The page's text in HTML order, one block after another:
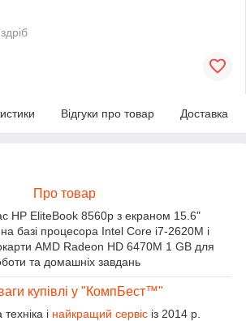
Відгуки про товар Доставка
Про товар
HP EliteBook 8560p з екраном 15.6"
базі процесора Intel Core i7-2620M і
AMD Radeon HD 6470M 1 GB для
та домашніх завдань
купівлі у "КомпБест™"
і найкращий сервіс із 2014 р.